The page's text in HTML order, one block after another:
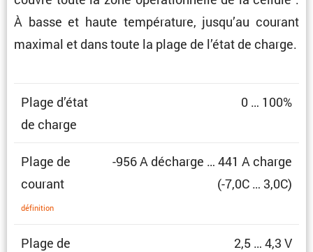
À basse et haute tempé­ra­ture, jusqu’au courant
maximal et dans toute la plage de l’état de charge.
Plage d’état
de charge
0 … 100%
Plage de
courant
défini­tion
-956 A décharge … 441 A charge
(-7,0C … 3,0C)
Plage de
2,5 … 4,3 V